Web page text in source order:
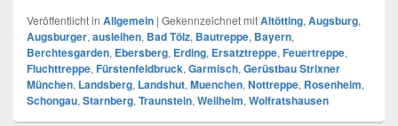
Veröffentlicht in Allgemein | Gekennzeichnet mitAltötting, Augsburg,
Augsburger, ausleihen, Bad Tölz, Bautreppe, Bayern,
Berchtesgarden, Ebersberg, Erding, Ersatztreppe, Feuertreppe,
Fluchttreppe, Fürstenfeldbruck, Garmisch, Gerüstbau Strixner
München, Landsberg, Landshut, Muenchen, Nottreppe, Rosenheim,
Schongau, Starnberg, Traunstein, Weilheim, Wolfratshausen